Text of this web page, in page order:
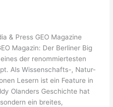
& Press GEO Magazine
Magazin: Der Berliner Big
der renommiertesten
Als Wissenschafts-, Natur-
Lesern ist ein Feature in
Olanders Geschichte hat
ein breites,